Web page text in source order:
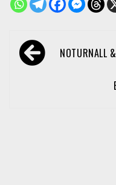
Navegación
de NOTURNALL